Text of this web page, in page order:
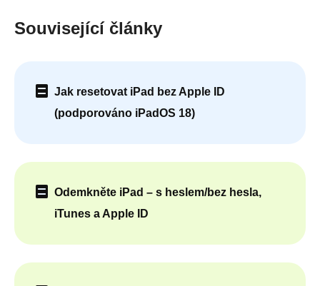
Související články
Jak resetovat iPad bez Apple ID
(podporováno iPadOS 18)
Odemkněte iPad – s heslem/bez hesla,
iTunes a Apple ID